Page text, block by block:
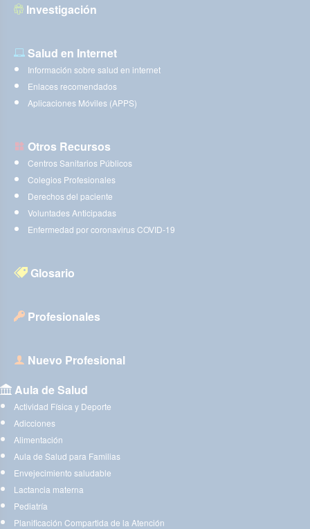
Investigación
Salud en Internet
Información sobre salud en internet
Enlaces recomendados
Aplicaciones Móviles (APPS)
Otros Recursos
Centros Sanitarios Públicos
Colegios Profesionales
Derechos del paciente
Voluntades Anticipadas
Enfermedad por coronavirus COVID-19
Glosario
Profesionales
Nuevo Profesional
Aula de Salud
Actividad Física y Deporte
Adicciones
Alimentación
Aula de Salud para Familias
Envejecimiento saludable
Lactancia materna
Pediatría
Planificación Compartida de la Atención